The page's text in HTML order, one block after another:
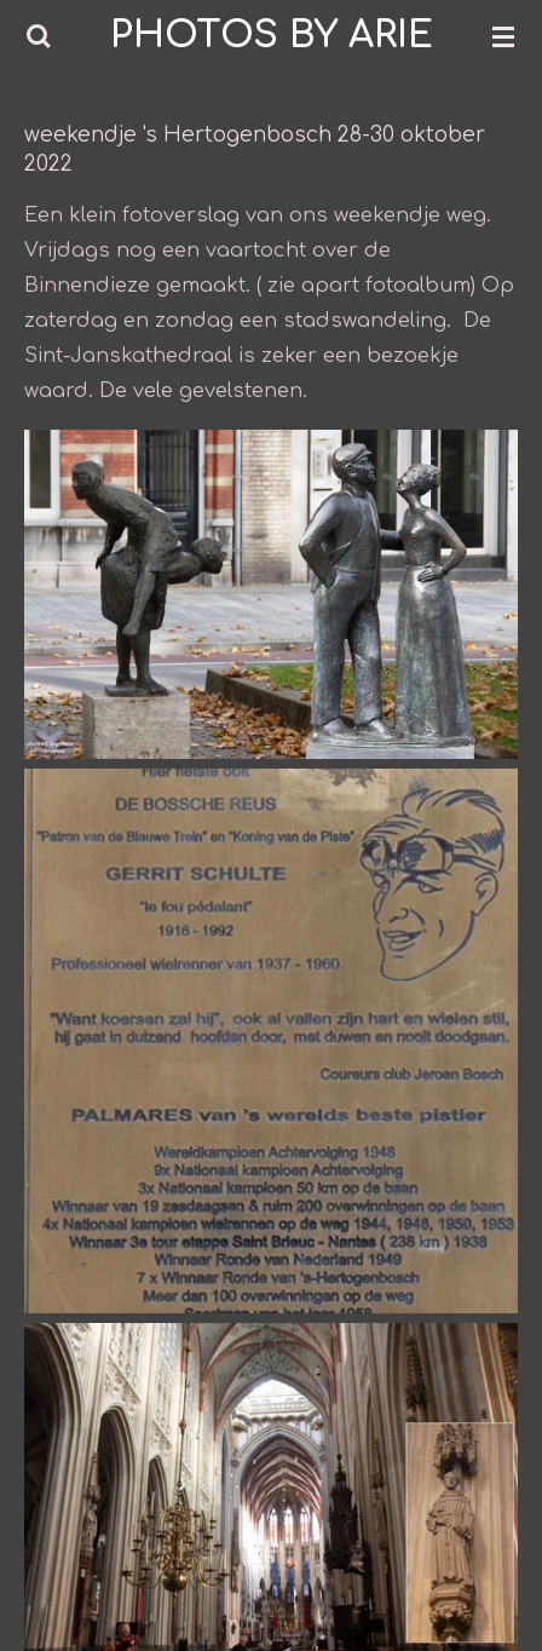
Ga
de
hoofdinhoud
PHOTOS BY ARIE
weekendje 's Hertogenbosch 28-30 oktober
2022
Een klein fotoverslag van ons weekendje weg.
Vrijdags nog een vaartocht over de
Binnendieze gemaakt. ( zie apart fotoalbum) Op
zaterdag en zondag een stadswandeling. De
Sint-Janskathedraal is zeker een bezoekje
waard. De vele gevelstenen.